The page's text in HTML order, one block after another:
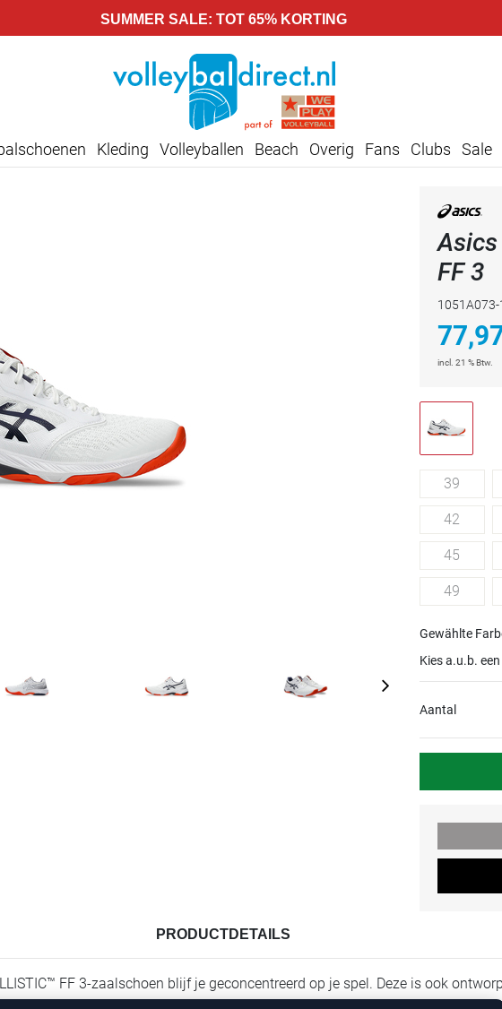
SUMMER SALE: TOT 65% KORTING
Kleding Volleyballen Beach Overig Fans Clubs Sale
Asics
FF 3
1051A073-
incl. 21 % Btw.
39
42
45
49
Gewählte
Kies a.u.b.
Aantal
PRODUCTDETAILS
FF 3-zaalschoen blijf je geconcentreerd op je spel. Deze is ook